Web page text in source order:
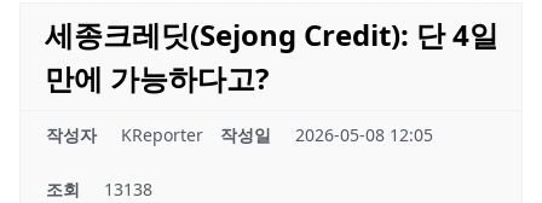
세종크레딧(Sejong Credit): 단 4일
만에 가능하다고?
작성자 KReporter 작성일 2026-05-08 12:05
조회 13138